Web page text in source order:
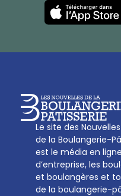
Le site des Nouvelles
de la Boulangerie-
est le média en
d’entreprise, les
et boulangères et
de la boulangerie-
Les Nouvelles de la
27, av d’Eylau - 75782 Paris
01 53 70 16 25